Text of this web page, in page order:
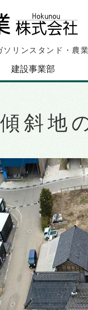
リンスタンド・農
建設事業部
斜地